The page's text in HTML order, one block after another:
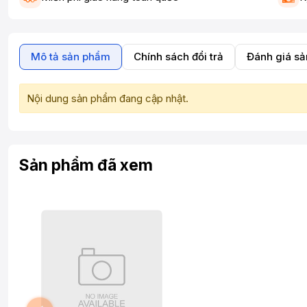
Mô tả sản phẩm Chính sách đổi trả Đánh giá
Nội dung sản phẩm đang cập nhật.
Sản phẩm đã xem